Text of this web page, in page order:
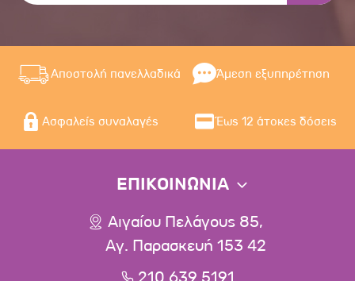
Αποστολή πανελλαδικά Άμεση εξυπηρέτηση
Ασφαλείς συναλαγές Έως 12 άτοκες δόσεις
ΕΠΙΚΟΙΝΩΝΙΑ
Αιγαίου Πελάγους 85,
Αγ. Παρασκευή 153 42